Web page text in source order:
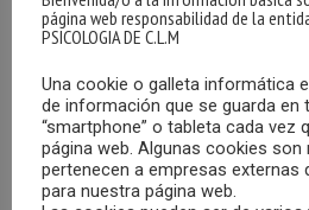
OFERTA DE EMPLEO EN
página web responsabilidad de la
PSICOLOGIA DE C.L.M
Una cookie o galleta informática
de información que se guarda en
“smartphone” o tableta cada vez
página web. Algunas cookies
pertenecen a empresas externas
para nuestra página web.